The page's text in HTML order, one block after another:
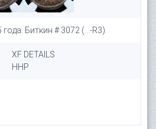
Биткин # 3072 (...-R3)
XF DETAILS
HHP